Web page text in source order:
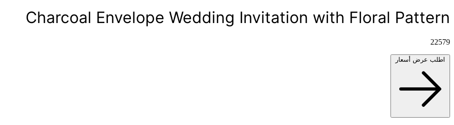
Charcoal Envelope Wedding Invitation with Floral Pattern
22579
اطلب عرض أسعار